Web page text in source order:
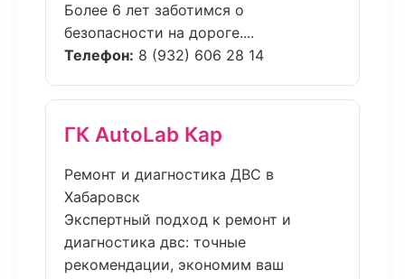
Более 6 лет заботимся о
безопасности на дороге....
Телефон: 8 (932) 606 28 14
ГК AutoLab Кар
Ремонт и диагностика ДВС в
Хабаровск
Экспертный подход к ремонт и
диагностика двс: точные
рекомендации, экономим ваш